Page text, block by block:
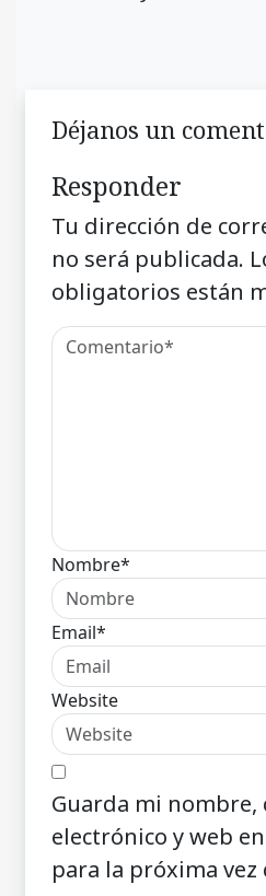
Déjanos un
Responder
Tu dirección de
no será publicada.
obligatorios están
Nombre*
Email*
Website
Guarda mi nombre,
electrónico y web
para la próxima vez